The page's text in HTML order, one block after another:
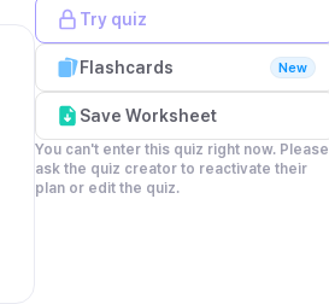
Try quiz
Flashcards New
Save Worksheet
You can't enter this quiz right now. Please
ask the quiz creator to reactivate their
plan or edit the quiz.